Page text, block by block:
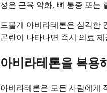
성은 근육 약화, 뼈 통증 또는
드물게 아비라테론은 심각한
곤란이 나타나면 즉시 의료
아비라테론을 복용
아비라테론은 모든 사람에게